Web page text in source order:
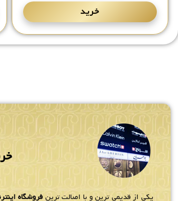
خرید
یکی از قدیمی ترین و با اصالت ترین فروشگاه